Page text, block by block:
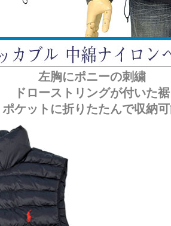
左胸にポニーの刺繍
ドローストリングが付いた裾
ポケットに折りたたんで収納